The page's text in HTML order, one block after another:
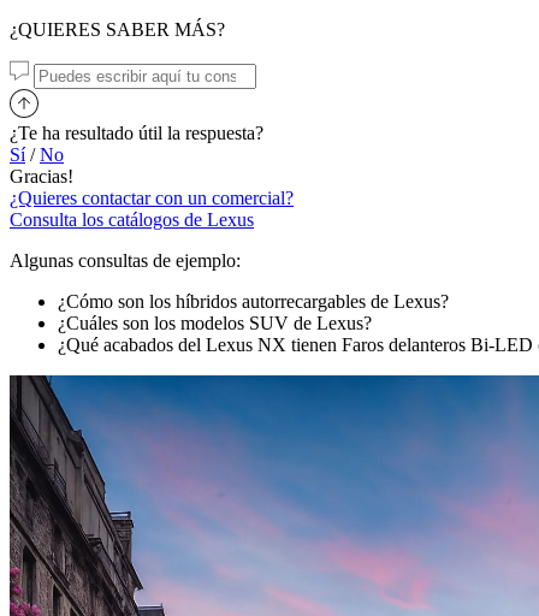
¿QUIERES SABER MÁS?
¿Te ha resultado útil la respuesta?
Sí/No
Gracias!
¿Quieres contactar con un comercial?
Consulta los catálogos de Lexus
Algunas consultas de ejemplo:
¿Cómo son los híbridos autorrecargables de Lexus?
¿Cuáles son los modelos SUV de Lexus?
¿Qué acabados del Lexus NX tienen Faros delanteros Bi-